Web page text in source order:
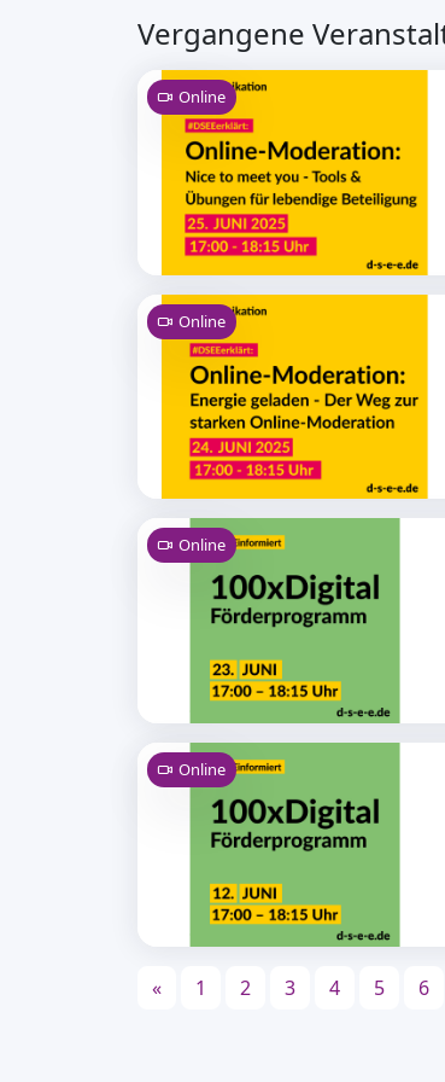
Vergangene
Online
Online
Online
Online
« 1 2 3 4 5 6